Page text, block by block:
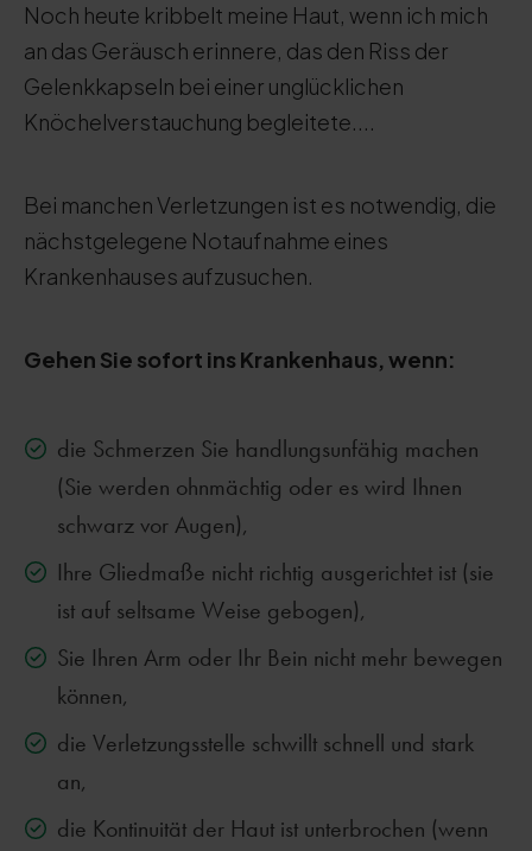
Noch heute kribbelt meine Haut, wenn ich mich
an das Geräusch erinnere, das den Riss der
Gelenkkapseln bei einer unglücklichen
Knöchelverstauchung begleitete....
Bei manchen Verletzungen ist es notwendig, die
nächstgelegene Notaufnahme eines
Krankenhauses aufzusuchen.
Gehen Sie sofort ins Krankenhaus, wenn:
die Schmerzen Sie handlungsunfähig machen
(Sie werden ohnmächtig oder es wird Ihnen
schwarz vor Augen),
Ihre Gliedmaße nicht richtig ausgerichtet ist (sie
ist auf seltsame Weise gebogen),
Sie Ihren Arm oder Ihr Bein nicht mehr bewegen
können,
die Verletzungsstelle schwillt schnell und stark
an,
die Kontinuität der Haut ist unterbrochen (wenn